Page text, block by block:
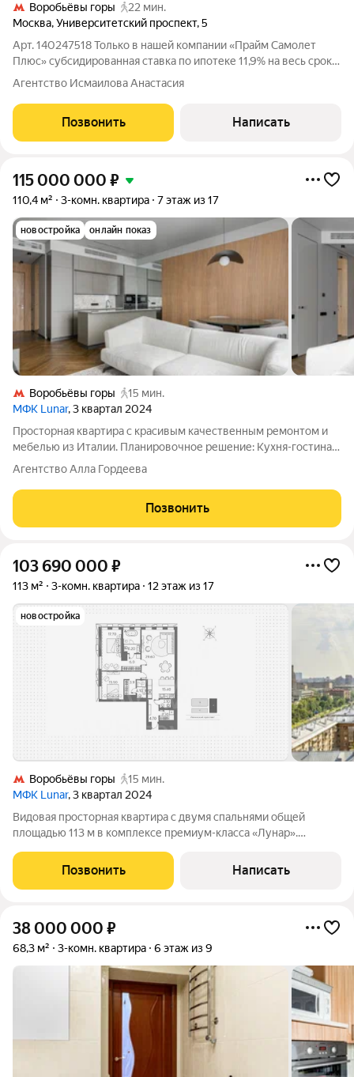
Воробьёвы горы
22 мин.
Москва,Университетский проспект,5
Арт. 140247518 Только в нашей компании «Прайм Самолет
Плюс» субсидированная ставка по ипотеке 11,9% на весь срок!
Помощь в оформлении ипотеки от квалифицированного
сделки. Покупая квартиру с нами,
Агентство Исмаилова Анастасия
Позвонить Написать
115 000 000 ₽
110,4 м² 3-комн. квартира 7 этаж из 17
новостройка онлайн показ
Воробьёвы горы
15 мин.
МФК Lunar, 3 квартал 2024
Просторная квартира с красивым качественным ремонтом и
мебелью из Италии. Планировочное решение: Кухня-гостиная
оборудована кухонным гарнитуром итальянской фабрики
Mesons, столешница из натурального камня, техника фирмы
Smeg, мебель итальянской фирмы
Агентство Алла Гордеева
Позвонить
103 690 000 ₽
113 м² 3-комн. квартира 12 этаж из 17
новостройка
Воробьёвы горы
15 мин.
МФК Lunar, 3 квартал 2024
Видовая просторная квартира с двумя спальнями общей
площадью 113 м в комплексе премиум-класса «Лунар».
двенадцатом этаже. Благодаря высоте потолков 3,2 метра и
панорамному остеклению пространство
Позвонить Написать
38 000 000 ₽
68,3 м² 3-комн. квартира 6 этаж из 9